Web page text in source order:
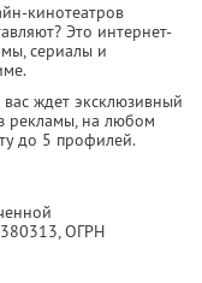
кинотеатров
Это интернет-
сериалы и
ждет эксклюзивный
рекламы, на любом
до 5 профилей.
, ОГРН